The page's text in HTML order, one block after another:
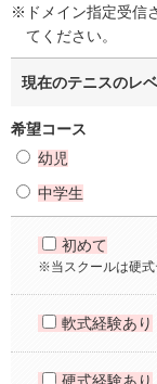
ドメイン指定受信
てください。
現在のテニスのレ
希望コース
幼児
中学生
初めて
※当スクールは硬
軟式経験あり
硬式経験あり